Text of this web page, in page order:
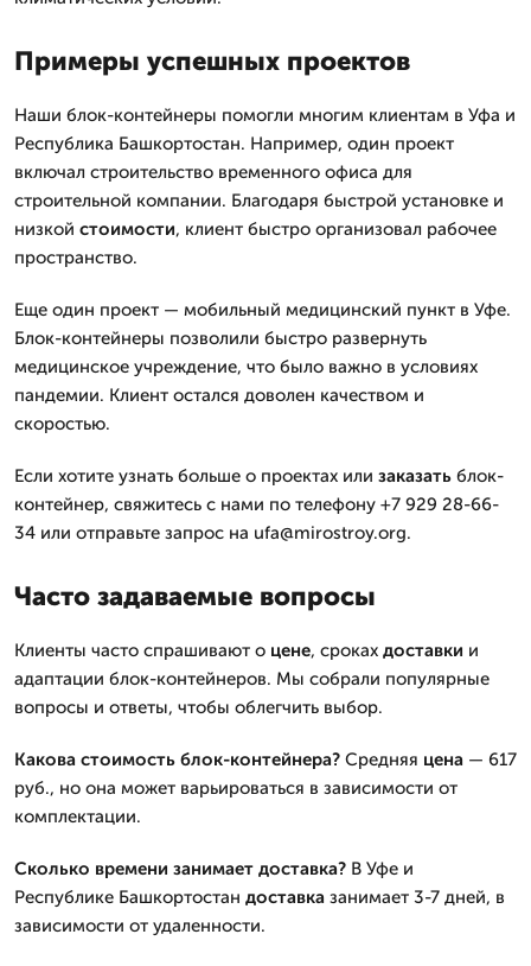
Примеры успешных проектов
Наши блок-контейнеры помогли многим клиентам в Уфа и
Республика Башкортостан. Например, один проект
включал строительство временного офиса для
строительной компании. Благодаря быстрой установке и
низкой стоимости, клиент быстро организовал рабочее
пространство.
Еще один проект — мобильный медицинский пункт в Уфе.
Блок-контейнеры позволили быстро развернуть
медицинское учреждение, что было важно в условиях
пандемии. Клиент остался доволен качеством и
скоростью.
Если хотите узнать больше о проектах или заказать блок-
контейнер, свяжитесь с нами по телефону +7 929 28-66-
34 или отправьте запрос на ufa@mirostroy.org.
Часто задаваемые вопросы
Клиенты часто спрашивают о цене, сроках доставки и
адаптации блок-контейнеров. Мы собрали популярные
вопросы и ответы, чтобы облегчить выбор.
Какова стоимость блок-контейнера? Средняя цена — 617
руб., но она может варьироваться в зависимости от
комплектации.
Сколько времени занимает доставка? В Уфе и
Республике Башкортостан доставка занимает 3-7 дней, в
зависимости от удаленности.